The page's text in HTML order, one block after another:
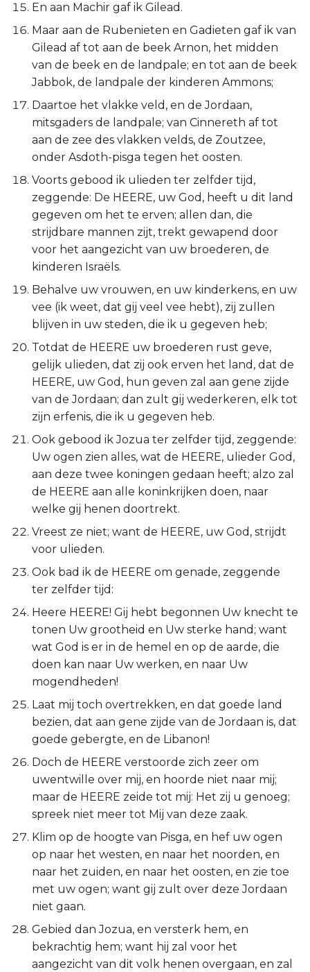
En aan Machir gaf ik Gilead.
Maar aan de Rubenieten en Gadieten gaf ik van
Gilead af tot aan de beek Arnon, het midden
van de beek en de landpale; en tot aan de beek
Jabbok, de landpale der kinderen Ammons;
Daartoe het vlakke veld, en de Jordaan,
mitsgaders de landpale; van Cinnereth af tot
aan de zee des vlakken velds, de Zoutzee,
onder Asdoth-pisga tegen het oosten.
Voorts gebood ik ulieden ter zelfder tijd,
zeggende: De HEERE, uw God, heeft u dit land
gegeven om het te erven; allen dan, die
strijdbare mannen zijt, trekt gewapend door
voor het aangezicht van uw broederen, de
kinderen Israëls.
Behalve uw vrouwen, en uw kinderkens, en uw
vee (ik weet, dat gij veel vee hebt), zij zullen
blijven in uw steden, die ik u gegeven heb;
Totdat de HEERE uw broederen rust geve,
gelijk ulieden, dat zij ook erven het land, dat de
HEERE, uw God, hun geven zal aan gene zijde
van de Jordaan; dan zult gij wederkeren, elk tot
zijn erfenis, die ik u gegeven heb.
Ook gebood ik Jozua ter zelfder tijd, zeggende:
Uw ogen zien alles, wat de HEERE, ulieder God,
aan deze twee koningen gedaan heeft; alzo zal
de HEERE aan alle koninkrijken doen, naar
welke gij henen doortrekt.
Vreest ze niet; want de HEERE, uw God, strijdt
voor ulieden.
Ook bad ik de HEERE om genade, zeggende
ter zelfder tijd:
Heere HEERE! Gij hebt begonnen Uw knecht te
tonen Uw grootheid en Uw sterke hand; want
wat God is er in de hemel en op de aarde, die
doen kan naar Uw werken, en naar Uw
mogendheden!
Laat mij toch overtrekken, en dat goede land
bezien, dat aan gene zijde van de Jordaan is, dat
goede gebergte, en de Libanon!
Doch de HEERE verstoorde zich zeer om
uwentwille over mij, en hoorde niet naar mij;
maar de HEERE zeide tot mij: Het zij u genoeg;
spreek niet meer tot Mij van deze zaak.
Klim op de hoogte van Pisga, en hef uw ogen
op naar het westen, en naar het noorden, en
naar het zuiden, en naar het oosten, en zie toe
met uw ogen; want gij zult over deze Jordaan
niet gaan.
Gebied dan Jozua, en versterk hem, en
bekrachtig hem; want hij zal voor het
aangezicht van dit volk henen overgaan, en zal